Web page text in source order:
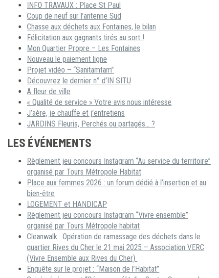
INFO TRAVAUX : Place St Paul
Coup de neuf sur l’antenne Sud
Chasse aux déchets aux Fontaines, le bilan
Félicitation aux gagnants tirés au sort !
Mon Quartier Propre – Les Fontaines
Nouveau le paiement ligne
Projet vidéo – “Sanitamtam”
Découvrez le dernier n° d’IN SITU
A fleur de ville
« Qualité de service » Votre avis nous intéresse
J’aère, je chauffe et j’entretiens
JARDINS Fleuris, Perchés ou partagés… ?
LES ÉVÉNEMENTS
Règlement jeu concours Instagram “Au service du territoire”
organisé par Tours Métropole Habitat
Place aux femmes 2026 : un forum dédié à l’insertion et au
bien-être
LOGEMENT et HANDICAP
Règlement jeu concours Instagram “Vivre ensemble”
organisé par Tours Métropole habitat
Cleanwalk : Opération de ramassage des déchets dans le
quartier Rives du Cher le 21 mai 2025 – Association VERC
(Vivre Ensemble aux Rives du Cher)
Enquête sur le projet : “Maison de l’Habitat”